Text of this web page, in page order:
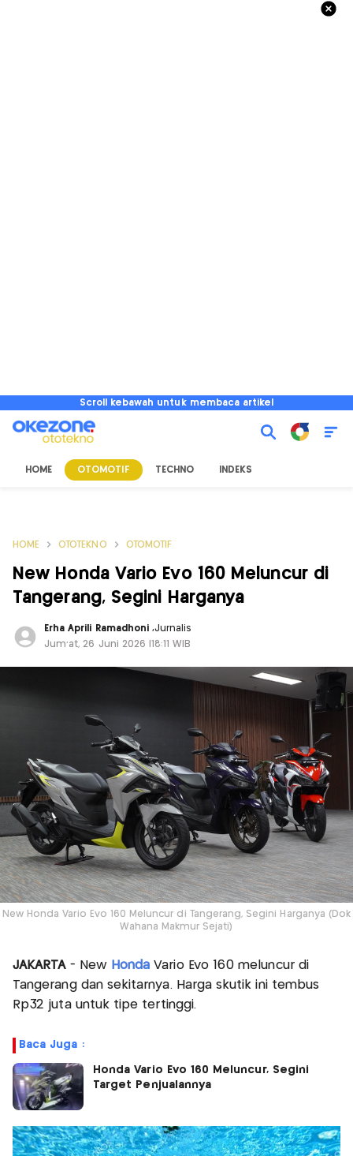
Scroll kebawah untuk membaca artikel
HOME OTOMOTIF TECHNO INDEKS
HOME OTOTEKNO OTOMOTIF
New Honda Vario Evo 160 Meluncur di
Tangerang, Segini Harganya
Erha Aprili Ramadhoni,Jurnalis
Jum'at, 26 Juni 2026 |18:11 WIB
New Honda Vario Evo 160 Meluncur di Tangerang, Segini Harganya (Dok
Wahana Makmur Sejati)
JAKARTA- New HondaVario Evo 160 meluncur di
Tangerang dan sekitarnya. Harga skutik ini tembus
Rp32 juta untuk tipe tertinggi.
Baca Juga :
Honda Vario Evo 160 Meluncur, Segini
Target Penjualannya